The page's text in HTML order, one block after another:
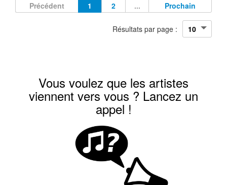
Précédent 1 2 ... Prochain
Résultats par page :
Vous voulez que les artistes
viennent vers vous ? Lancez un
appel !